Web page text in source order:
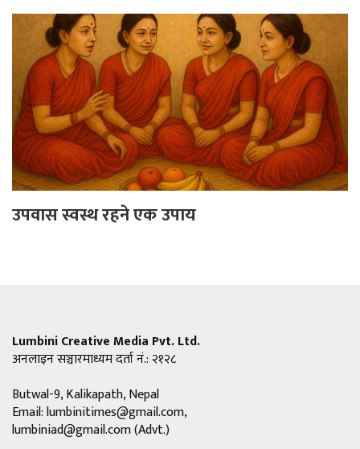
उपवास स्वस्थ रहने एक उपाय
Lumbini Creative Media Pvt. Ltd.
अनलाइन सञ्चारमाध्यम दर्ता नं.: २१२८
Butwal-9, Kalikapath, Nepal
Email:lumbinitimes@gmail.com,
lumbiniad@gmail.com(Advt.)